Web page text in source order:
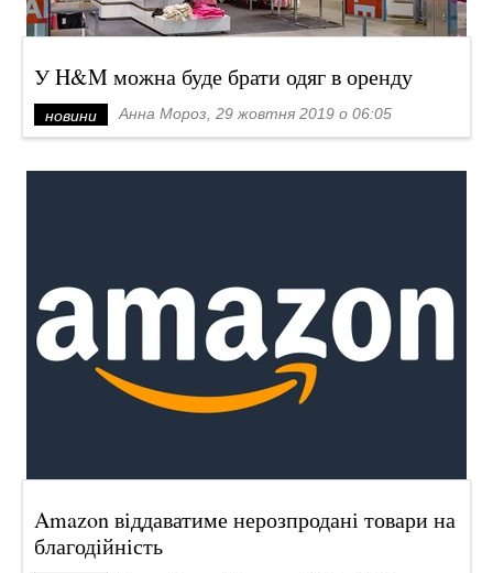
У H&M можна буде брати одяг в оренду
новини Анна Мороз, 29 жовтня 2019 о 06:05
Amazon віддаватиме нерозпродані товари на
благодійність